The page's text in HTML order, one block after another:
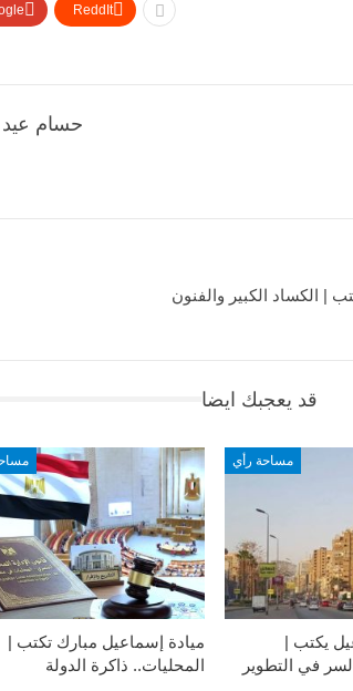
ReddIt
حسام عيد
| الكساد الكبير والفنون
قد يعجبك ايضا
ميادة إسماعيل مبارك تكتب |
المحليات.. ذاكرة الدولة
مساحة رأي
يكتب |
في التطوير​